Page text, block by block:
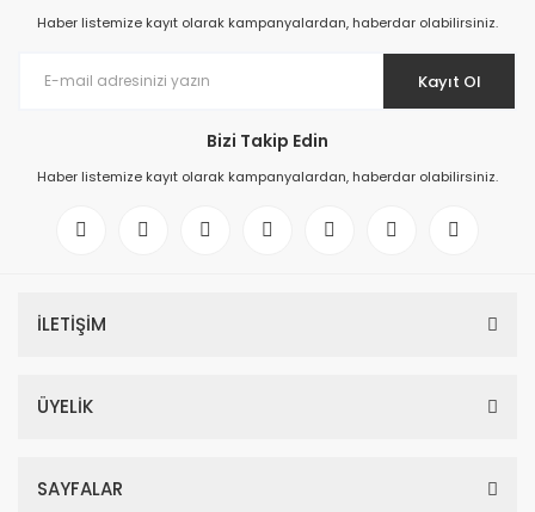
Haber listemize kayıt olarak kampanyalardan, haberdar olabilirsiniz.
Kayıt Ol
Bizi Takip Edin
Haber listemize kayıt olarak kampanyalardan, haberdar olabilirsiniz.
İLETİŞİM
ÜYELİK
SAYFALAR